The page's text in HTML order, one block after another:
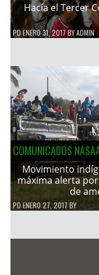
Hacía el Tercer
PDENERO 31, 2017 BYADMIN
COMUNICADOS
Movimiento
máxima alerta
de
PDENERO 27, 2017 BY